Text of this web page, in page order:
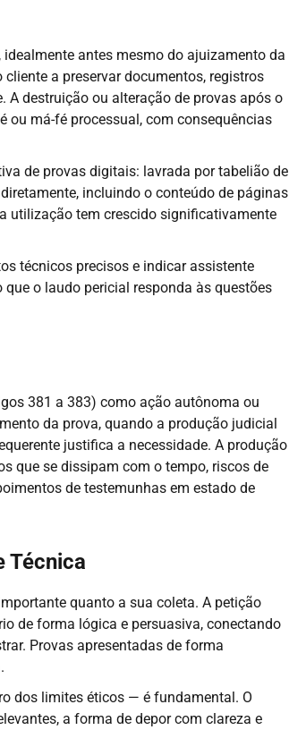
antes mesmo do ajuizamento da
a preservar documentos, registros
A destruição ou alteração de provas após o
má-fé processual, com consequências
de provas digitais: lavrada por tabelião de
incluindo o conteúdo de páginas
utilização tem crescido significativamente
técnicos precisos e indicar assistente
o laudo pericial responda às questões
381 a 383) como ação autônoma ou
da prova, quando a produção judicial
justifica a necessidade. A produção
que se dissipam com o tempo, riscos de
de testemunhas em estado de
Técnica
quanto a sua coleta. A petição
de forma lógica e persuasiva, conectando
Provas apresentadas de forma
dos limites éticos — é fundamental. O
a forma de depor com clareza e